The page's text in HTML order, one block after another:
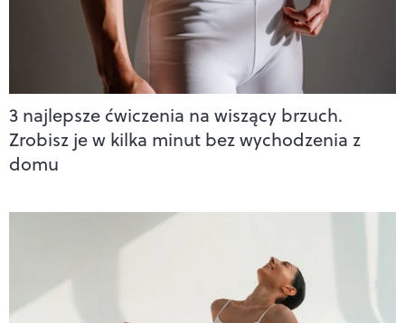
3 najlepsze ćwiczenia na wiszący brzuch.
Zrobisz je w kilka minut bez wychodzenia z
domu